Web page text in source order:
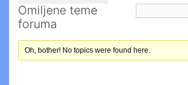
Omiljene teme
foruma
Oh, bother! No topics were found here.